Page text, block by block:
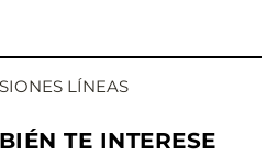
LÍNEAS
TE INTERESE